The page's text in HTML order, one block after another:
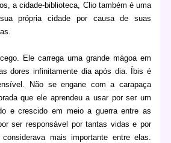
a cidade-biblioteca, Clio também é uma
própria cidade por causa de suas
Ele carrega uma grande mágoa em
dores infinitamente dia após dia. Íbis é
Não se engane com a carapaça
que ele aprendeu a usar por ser um
e crescido em meio a guerra entre as
ser responsável por tantas vidas e por
mais importante entre elas.